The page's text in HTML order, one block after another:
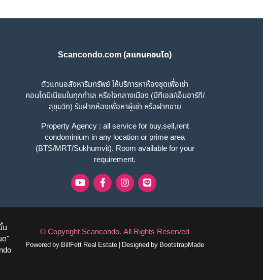
Scancondo.com (สแกนคอนโด)
ตัวแทนอสังหาริมทรัพย์ ให้บริการหาห้องชุดเพื่อเช่า
คอนโดมิเนียมในทุกทำเล หรือใจกลางเมือง (บีทีเอส/เอ็มอาร์ที/
สุขุมวิท) รับฝากห้องเพื่อหาผู้เช่า หรือฝากขาย
Property Agency : all service for buy,sell,rent
condominium in any location or prime area
(BTS/MRT/Sukhumvit). Room available for your
requirement.
น
ด"
© Copyright Scancondo. All Rights Reserved
Powered by BillFett Real Estate | Designed by BootstrapMade